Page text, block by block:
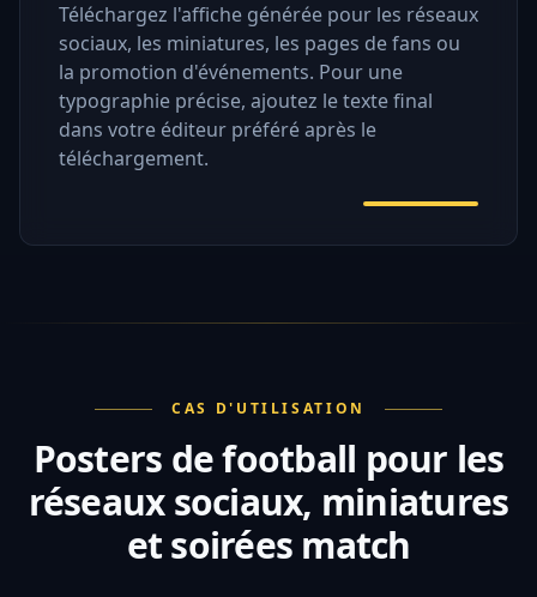
Téléchargez l'affiche générée pour les réseaux
sociaux, les miniatures, les pages de fans ou
la promotion d'événements. Pour une
typographie précise, ajoutez le texte final
dans votre éditeur préféré après le
téléchargement.
CAS D'UTILISATION
Posters de football pour les
réseaux sociaux, miniatures
et soirées match